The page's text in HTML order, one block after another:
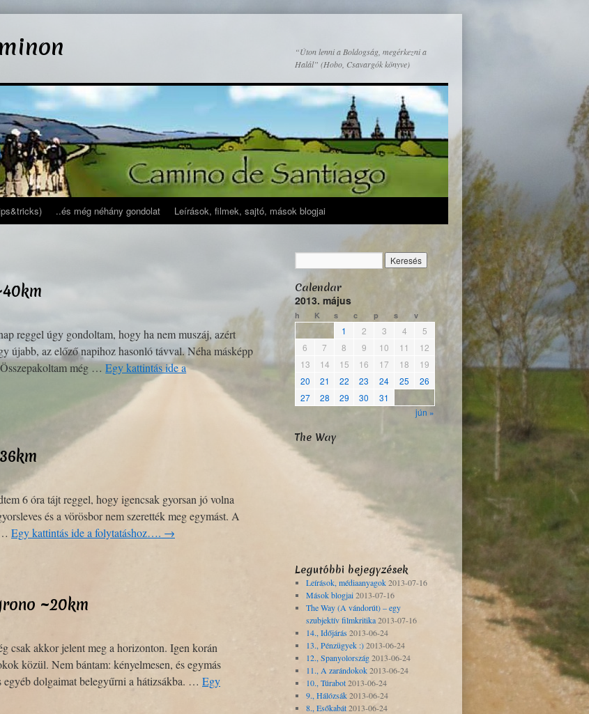
“Úton lenni a Boldogság, megérkezni a
Halál” (Hobo, Csavargók könyve)
..és még néhány gondolat Leírások, filmek, sajtó, mások blogjai
reggel úgy gondoltam, hogy ha nem muszáj, azért
újabb, az előző napihoz hasonló távval. Néha másképp
Összepakoltam még …Egy kattintás ide a
6 óra tájt reggel, hogy igencsak gyorsan jó volna
és a vörösbor nem szerették meg egymást. A
Egy kattintás ide a folytatáshoz…. →
~20km
csak akkor jelent meg a horizonton. Igen korán
közül. Nem bántam: kényelmesen, és egymás
egyéb dolgaimat belegyűrni a hátizsákba. … Egy
Calendar
2013. május
h K s c p s v
1 2 3 4
5
6
7 8 9 10 11
12
13
14 15 16 17 18
19
20
21 22 23 24 25
26
27
28 29 30
31
jún »
The Way
Legutóbbi bejegyzések
Leírások, médiaanyagok 2013-07-16
Mások blogjai 2013-07-16
The Way (A vándorút) – egy
szubjektív filmkritika 2013-07-16
14., Időjárás 2013-06-24
13., Pénzügyek :) 2013-06-24
12., Spanyolország 2013-06-24
11., A zarándokok 2013-06-24
10., Túrabot 2013-06-24
9., Hálózsák 2013-06-24
8., Esőkabát 2013-06-24